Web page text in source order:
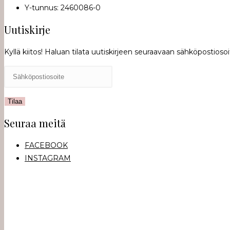
Y-tunnus: 2460086-0
Uutiskirje
Kyllä kiitos! Haluan tilata uutiskirjeen seuraavaan
Seuraa meitä
FACEBOOK
INSTAGRAM